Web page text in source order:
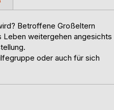
Betroffene Großeltern
Leben weitergehen angesichts
oder auch für sich